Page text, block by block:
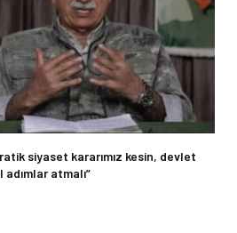
siyaset kararımız kesin, devlet
atmalı”